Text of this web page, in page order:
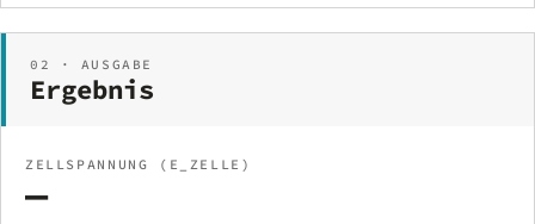
02 · AUSGABE
Ergebnis
ZELLSPANNUNG (E_ZELLE)
—